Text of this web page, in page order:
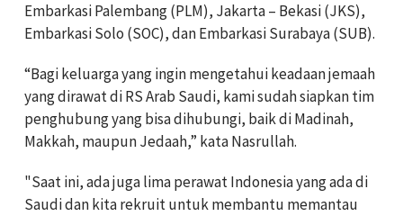
Embarkasi Palembang (PLM), Jakarta – Bekasi (JKS),
Embarkasi Solo (SOC), dan Embarkasi Surabaya (SUB).
“Bagi keluarga yang ingin mengetahui keadaan jemaah
yang dirawat di RS Arab Saudi, kami sudah siapkan tim
penghubung yang bisa dihubungi, baik di Madinah,
Makkah, maupun Jedaah,” kata Nasrullah.
"Saat ini, ada juga lima perawat Indonesia yang ada di
Saudi dan kita rekruit untuk membantu memantau